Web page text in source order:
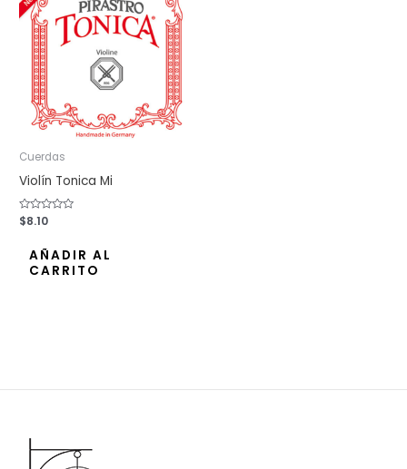
Cuerdas
Violín Tonica Mi
Valorado
con
$8.10
AÑADIR AL
CARRITO